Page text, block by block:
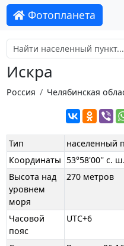
Фотопланета
Искра
Россия Челябинская
Тип
населенный
Координаты 53°58'00'' с.
Высота над
уровнем
моря
270 метров
Часовой
пояс
UTC+6